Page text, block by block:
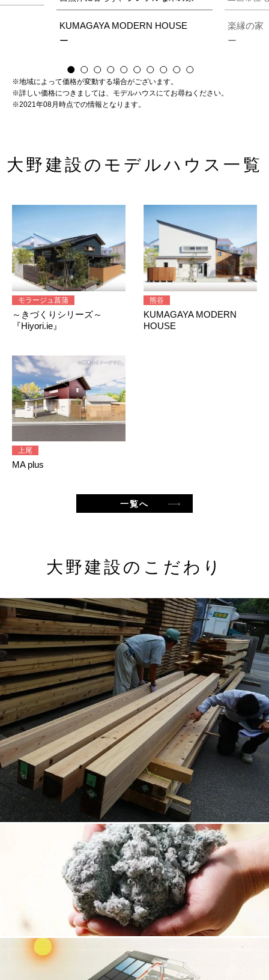
KUMAGAYA MODERN HOUSE
ー
楽縁の家
ー
※地域によって価格が変動する場合がございます。
※詳しい価格につきましては、モデルハウスにてお尋ねください。
※2021年08月時点での情報となります。
大野建設のモデルハウス一覧
～きづくりシリーズ～
『Hiyori.ie』
モラージュ菖蒲
KUMAGAYA MODERN
HOUSE
熊谷
MA plus
上尾
一覧へ
大野建設のこだわり